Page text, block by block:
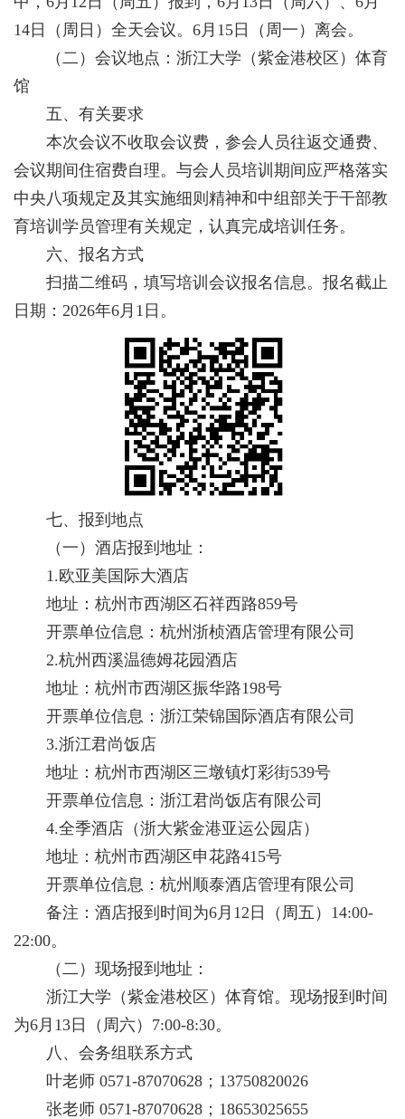
14日（周日）全天会议。6月15日（周一）离会。
（二）会议地点：浙江大学（紫金港校区）体育
馆
五、有关要求
本次会议不收取会议费，参会人员往返交通费、
会议期间住宿费自理。与会人员培训期间应严格落实
中央八项规定及其实施细则精神和中组部关于干部教
育培训学员管理有关规定，认真完成培训任务。
六、报名方式
扫描二维码，填写培训会议报名信息。报名截止
日期：2026年6月1日。
七、报到地点
（一）酒店报到地址：
1.欧亚美国际大酒店
地址：杭州市西湖区石祥西路859号
开票单位信息：杭州浙桢酒店管理有限公司
2.杭州西溪温德姆花园酒店
地址：杭州市西湖区振华路198号
开票单位信息：浙江荣锦国际酒店有限公司
3.浙江君尚饭店
地址：杭州市西湖区三墩镇灯彩街539号
开票单位信息：浙江君尚饭店有限公司
4.全季酒店（浙大紫金港亚运公园店）
地址：杭州市西湖区申花路415号
开票单位信息：杭州顺泰酒店管理有限公司
备注：酒店报到时间为6月12日（周五）14:00-
22:00。
（二）现场报到地址：
浙江大学（紫金港校区）体育馆。现场报到时间
为6月13日（周六）7:00-8:30。
八、会务组联系方式
叶老师 0571-87070628；13750820026
张老师 0571-87070628；18653025655